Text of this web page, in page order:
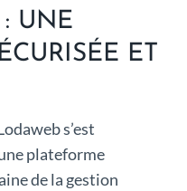
: UNE
ET
s’est
plateforme
de la gestion